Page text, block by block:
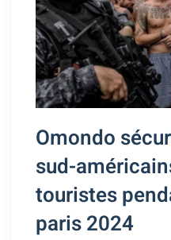
Omondo
sud-
touristes
paris 2024